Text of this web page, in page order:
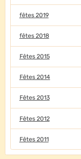
fêtes 2019
fêtes 2018
Fêtes 2015
Fêtes 2014
Fêtes 2013
Fêtes 2012
Fêtes 2011